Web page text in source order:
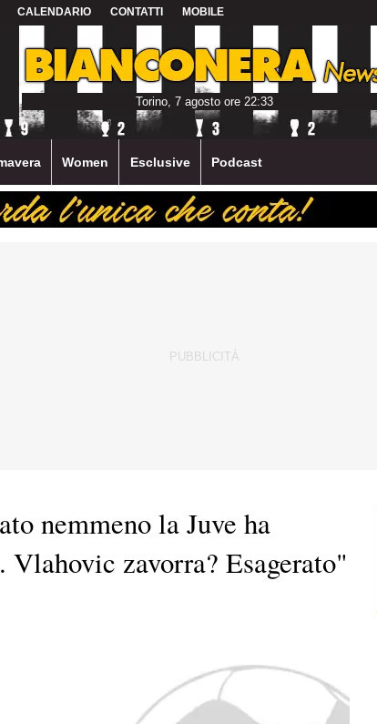
CALENDARIO CONTATTI MOBILE
Torino, 7 agosto ore 22:33
Women Esclusive Podcast
nemmeno la Juve ha
zavorra? Esagerato"